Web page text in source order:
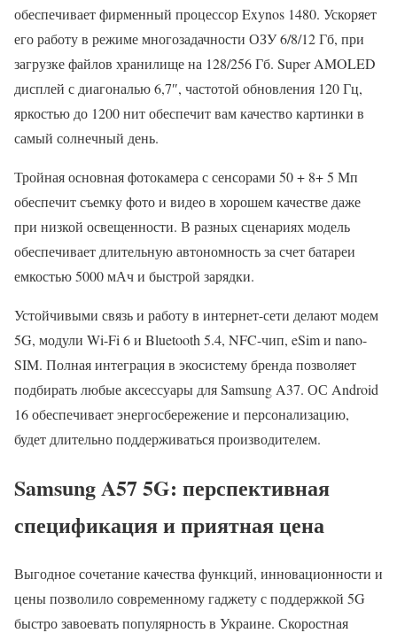
обеспечивает фирменный процессор Exynos 1480. Ускоряет
его работу в режиме многозадачности ОЗУ 6/8/12 Гб, при
загрузке файлов хранилище на 128/256 Гб. Super AMOLED
дисплей с диагональю 6,7″, частотой обновления 120 Гц,
яркостью до 1200 нит обеспечит вам качество картинки в
самый солнечный день.
Тройная основная фотокамера с сенсорами 50 + 8+ 5 Мп
обеспечит съемку фото и видео в хорошем качестве даже
при низкой освещенности. В разных сценариях модель
обеспечивает длительную автономность за счет батареи
емкостью 5000 мАч и быстрой зарядки.
Устойчивыми связь и работу в интернет-сети делают модем
5G, модули Wi-Fi 6 и Bluetooth 5.4, NFC-чип, eSim и nano-
SIM. Полная интеграция в экосистему бренда позволяет
подбирать любые аксессуары для Samsung A37. ОС Android
16 обеспечивает энергосбережение и персонализацию,
будет длительно поддерживаться производителем.
Samsung A57 5G: перспективная
спецификация и приятная цена
Выгодное сочетание качества функций, инновационности и
цены позволило современному гаджету с поддержкой 5G
быстро завоевать популярность в Украине. Скоростная